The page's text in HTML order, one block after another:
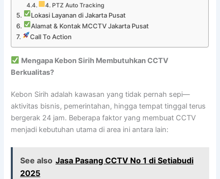
4. PTZ Auto Tracking
Lokasi Layanan di Jakarta Pusat
Alamat & Kontak MCCTV Jakarta Pusat
Call To Action
Mengapa Kebon Sirih Membutuhkan CCTV
Berkualitas?
Kebon Sirih adalah kawasan yang tidak pernah sepi—
aktivitas bisnis, pemerintahan, hingga tempat tinggal terus
bergerak 24 jam. Beberapa faktor yang membuat CCTV
menjadi kebutuhan utama di area ini antara lain:
See also Jasa Pasang CCTV No 1 di Setiabudi
2025